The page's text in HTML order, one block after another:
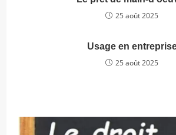
25 août 2025
Usage en
25 août 2025